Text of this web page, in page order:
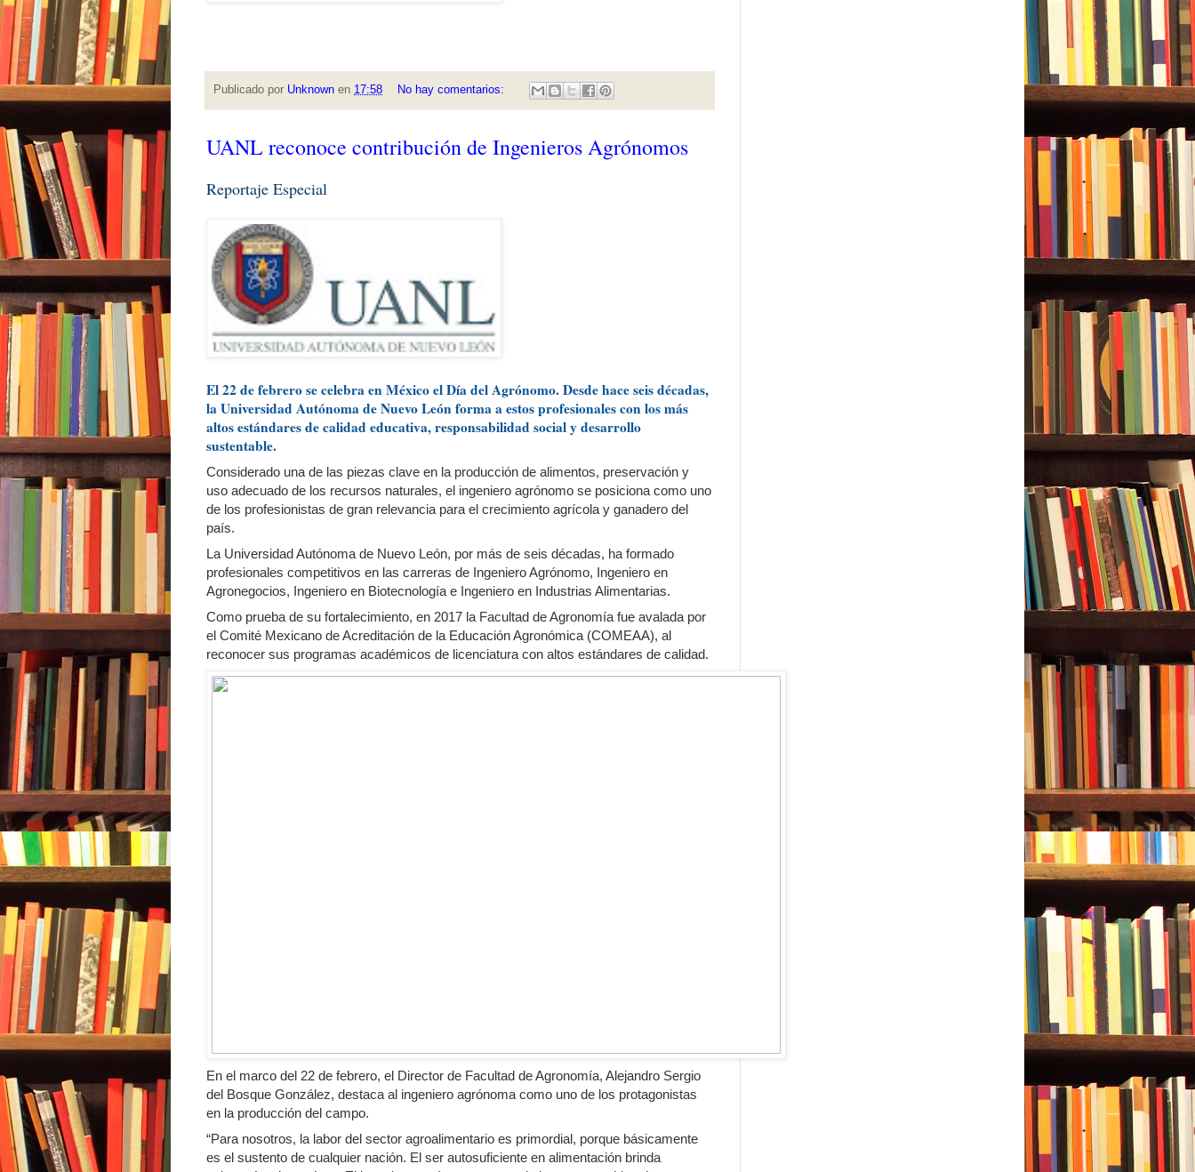
Publicado por Unknown en 17:58 No hay comentarios:
UANL reconoce contribución de Ingenieros Agrónomos
Reportaje Especial
El 22 de febrero se celebra en México el Día del Agrónomo. Desde hace seis décadas,
la Universidad Autónoma de Nuevo León forma a estos profesionales con los más
altos estándares de calidad educativa, responsabilidad social y desarrollo
sustentable.
Considerado una de las piezas clave en la producción de alimentos, preservación y
uso adecuado de los recursos naturales, el ingeniero agrónomo se posiciona como uno
de los profesionistas de gran relevancia para el crecimiento agrícola y ganadero del
país.
La Universidad Autónoma de Nuevo León, por más de seis décadas, ha formado
profesionales competitivos en las carreras de Ingeniero Agrónomo, Ingeniero en
Agronegocios, Ingeniero en Biotecnología e Ingeniero en Industrias Alimentarias.
Como prueba de su fortalecimiento, en 2017 la Facultad de Agronomía fue avalada por
el Comité Mexicano de Acreditación de la Educación Agronómica (COMEAA), al
reconocer sus programas académicos de licenciatura con altos estándares de calidad.
En el marco del 22 de febrero, el Director de Facultad de Agronomía, Alejandro Sergio
del Bosque González, destaca al ingeniero agrónoma como uno de los protagonistas
en la producción del campo.
“Para nosotros, la labor del sector agroalimentario es primordial, porque básicamente
es el sustento de cualquier nación. El ser autosuficiente en alimentación brinda